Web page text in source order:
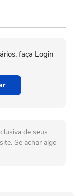
faça Login
de seus
Se achar algo